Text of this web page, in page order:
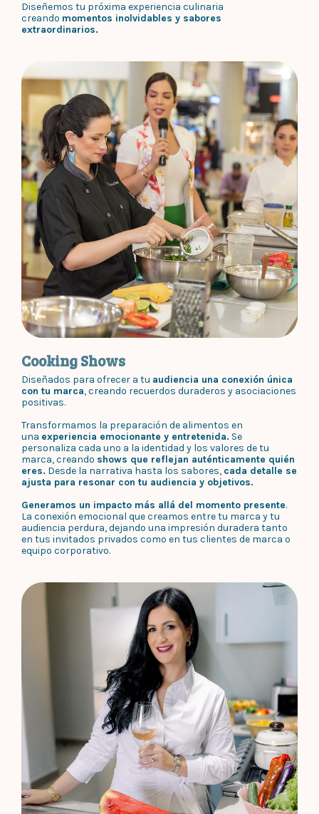
Diseñemos tu próxima experiencia culinaria
creando momentos inolvidables y sabores
extraordinarios.
Cooking Shows
Diseñados para ofrecer a tu audiencia una conexión única
con tu marca, creando recuerdos duraderos y asociaciones
positivas.
Transformamos la preparación de alimentos en
una experiencia emocionante y entretenida. Se
personaliza cada uno a la identidad y los valores de tu
marca, creando shows que reflejan auténticamente quién
eres. Desde la narrativa hasta los sabores, cada detalle se
ajusta para resonar con tu audiencia y objetivos.
Generamos un impacto más allá del momento presente.
La conexión emocional que creamos entre tu marca y tu
audiencia perdura, dejando una impresión duradera tanto
en tus invitados privados como en tus clientes de marca o
equipo corporativo.